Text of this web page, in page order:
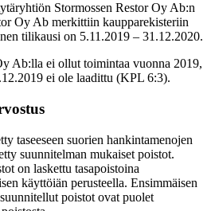
Stormossen Restor Oy Ab:n
Oy Ab merkittiin kaupparekisteriin
tilikausi on 5.11.2019 – 31.12.2020.
Ab:lla ei ollut toimintaa vuonna 2019,
ei ole laadittu (KPL 6:3).
taseeseen suorien hankintamenojen
suunnitelman mukaiset poistot.
on laskettu tasapoistoina
käyttöiän perusteella. Ensimmäisen
poistot ovat puolet